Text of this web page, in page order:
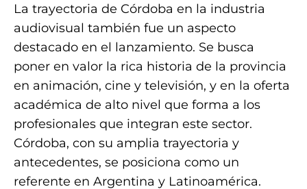
La trayectoria de Córdoba en la industria
audiovisual también fue un aspecto
destacado en el lanzamiento. Se busca
poner en valor la rica historia de la provincia
en animación, cine y televisión, y en la oferta
académica de alto nivel que forma a los
profesionales que integran este sector.
Córdoba, con su amplia trayectoria y
antecedentes, se posiciona como un
referente en Argentina y Latinoamérica.